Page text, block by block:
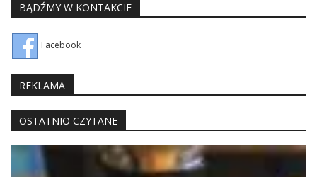
BĄDŹMY W KONTAKCIE
Facebook
REKLAMA
OSTATNIO CZYTANE